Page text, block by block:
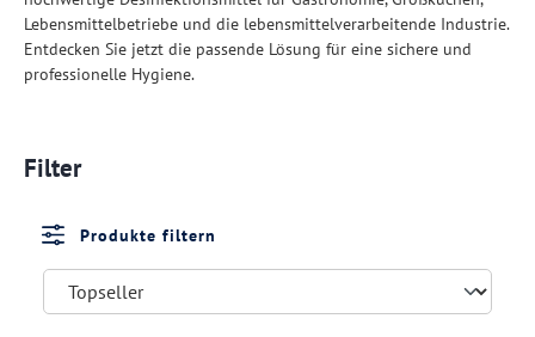
Lebensmittelbetriebe und die lebensmittelverarbeitende Industrie.
Entdecken Sie jetzt die passende Lösung für eine sichere und
professionelle Hygiene.
Filter
Produkte filtern